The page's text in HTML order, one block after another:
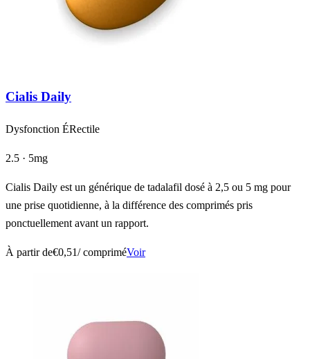
Cialis Daily
Dysfonction ÉRectile
2.5 · 5mg
Cialis Daily est un générique de tadalafil dosé à 2,5 ou 5 mg pour
une prise quotidienne, à la différence des comprimés pris
ponctuellement avant un rapport.
À partir de€0,51/ compriméVoir